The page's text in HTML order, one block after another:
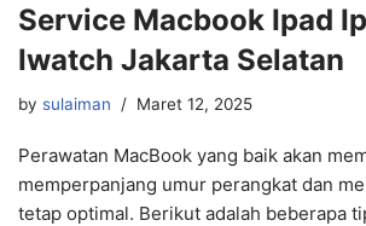
Service Macbook Ipad
Iwatch Jakarta Selatan
by sulaiman Maret 12, 2025
Perawatan MacBook yang baik akan
memperpanjang umur perangkat dan
tetap optimal. Berikut adalah beberapa